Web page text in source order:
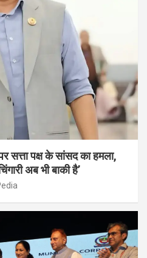
सत्ता पक्ष के सांसद का हमला,
अब भी बाकी है’